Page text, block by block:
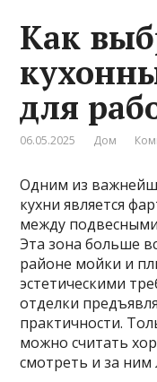
Как
для
06.05.2025 Дом
Одним из
кухни является
между
Эта зона больше
районе мойки и
эстетическими
отделки
практичности.
можно считать
смотреть и за ним